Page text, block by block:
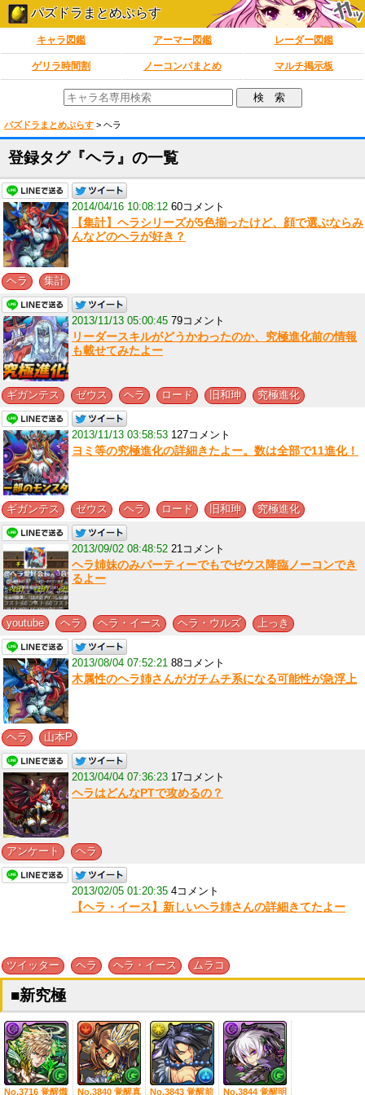
パズドラまとめぷらす
キャラ図鑑 アーマー図鑑 レーダー図鑑
ゲリラ時間割 ノーコンパまとめ マルチ掲示板
パズドラまとめぷらす > ヘラ
登録タグ『ヘラ』の一覧
2014/04/16 10:08:12 60コメント
【集計】ヘラシリーズが5色揃ったけど、顔で選ぶならみ
んなどのヘラが好き？
ヘラ 集計
2013/11/13 05:00:45 79コメント
リーダースキルがどうかわったのか、究極進化前の情報
も載せてみたよー
ギガンテス ゼウス ヘラ ロード 旧和珅 究極進化
2013/11/13 03:58:53 127コメント
ヨミ等の究極進化の詳細きたよー。数は全部で11進化！
ギガンテス ゼウス ヘラ ロード 旧和珅 究極進化
2013/09/02 08:48:52 21コメント
ヘラ姉妹のみパーティーでもでゼウス降臨ノーコンでき
るよー
youtube ヘラ ヘラ・イース ヘラ・ウルズ 上っき
2013/08/04 07:52:21 88コメント
木属性のヘラ姉さんがガチムチ系になる可能性が急浮上
ヘラ 山本P
2013/04/04 07:36:23 17コメント
ヘラはどんなPTで攻めるの？
アンケート ヘラ
2013/02/05 01:20:35 4コメント
【ヘラ・イース】新しいヘラ姉さんの詳細きてたよー
ツイッター ヘラ ヘラ・イース ムラコ
■新究極
No.3716 覚醒熾 No.3840 覚醒真 No.3843 覚醒前 No.3844 覚醒明